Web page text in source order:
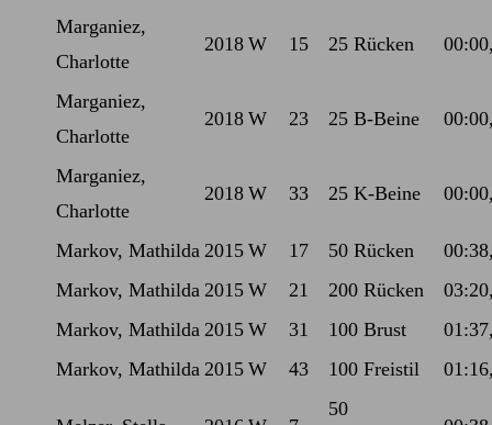
Marganiez,
Charlotte
2018 W 15 25 Rücken
Marganiez,
Charlotte
2018 W 23 25 B-Beine
Marganiez,
Charlotte
2018 W 33 25 K-Beine
Markov, Mathilda 2015 W 17 50 Rücken
Markov, Mathilda 2015 W 21 200 Rücken
Markov, Mathilda 2015 W 31 100 Brust
Markov, Mathilda 2015 W 43 100 Freistil
50